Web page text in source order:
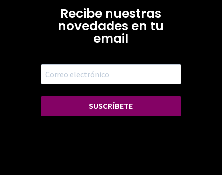
Recibe nuestras
novedades en tu
email
SUSCRÍBETE